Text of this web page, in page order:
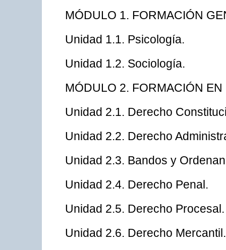
MÓDULO 1. FORMACIÓN
Unidad 1.1. Psicología.
Unidad 1.2. Sociología.
MÓDULO 2. FORMACIÓN
Unidad 2.1. Derecho
Unidad 2.2. Derecho
Unidad 2.3. Bandos y
Unidad 2.4. Derecho Penal.
Unidad 2.5. Derecho Procesal.
Unidad 2.6. Derecho Mercantil.